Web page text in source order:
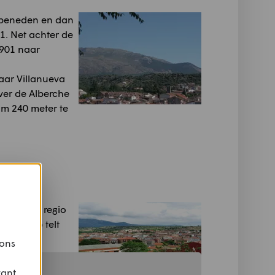
en dan
Net achter de
naar
Villanueva
de Alberche
240 meter te
in de regio
telt